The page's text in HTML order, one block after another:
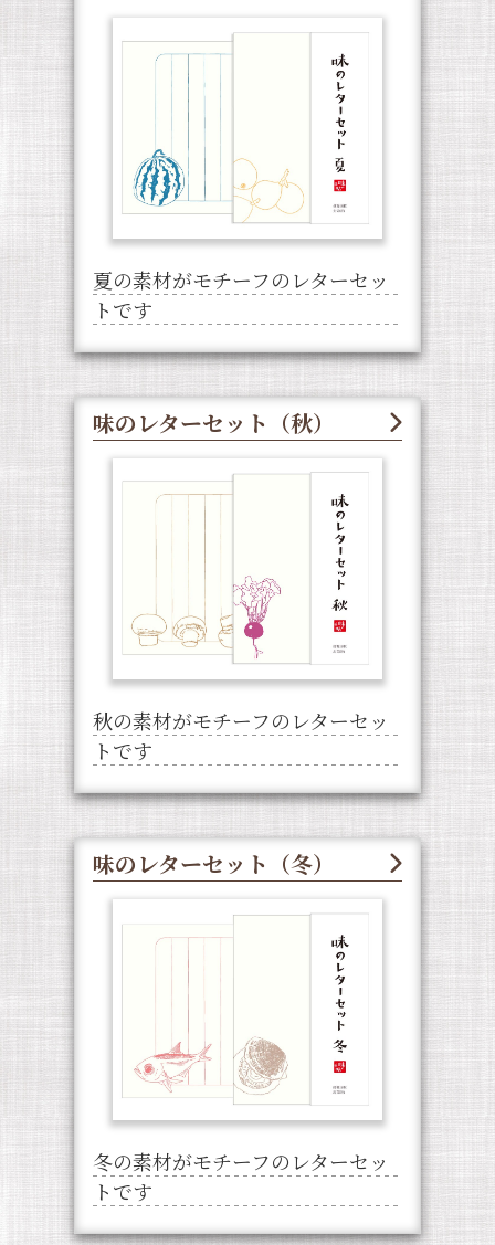
夏の素材がモチーフのレターセッ
トです
味のレターセット（秋）
秋の素材がモチーフのレターセッ
トです
味のレターセット（冬）
冬の素材がモチーフのレターセッ
トです